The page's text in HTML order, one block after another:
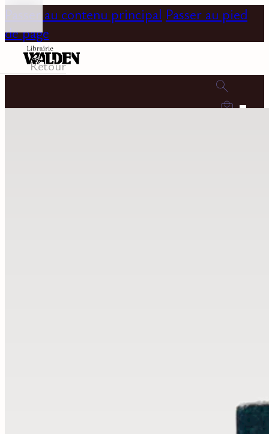
Passer au contenu principal Passer au pied
de page
0
Retour